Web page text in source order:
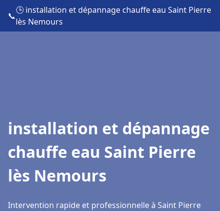
📞
🕒 installation et dépannage chauffe eau Saint Pierre
lès Nemours
installation et dépannage
chauffe eau Saint Pierre
lès Nemours
Intervention rapide et professionnelle à Saint Pierre